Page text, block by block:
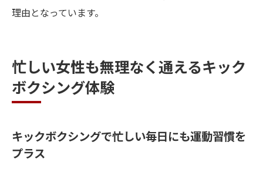
理由となっています。
忙しい女性も無理なく通えるキック
ボクシング体験
キックボクシングで忙しい毎日にも運動習慣を
プラス